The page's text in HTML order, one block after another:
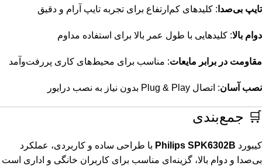
تایپ بی‌صدا : کلیدهای کم‌ارتفاع برای تجربه تایپ آرام و دقیق
دوام بالا: کلیدهایی با طول عمر بالا برای استفاده مداوم
مقاومت در برابر مایعات: مناسب برای محیط‌های کاری پررفت‌وآمد
نصب آسان: اتصال Plug & Play بدون نیاز به نصب درایور
🛒 جمع‌بندی
کیبورد Philips SPK6302B با طراحی ساده و کاربردی، عملکرد
بی‌صدا و دوام بالا، گزینه‌ای مناسب برای کاربران خانگی و اداری است